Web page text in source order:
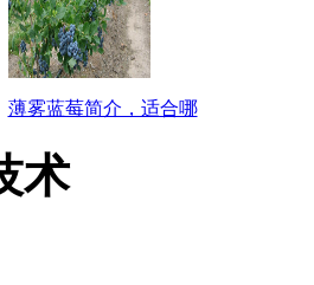
薄雾蓝莓简介，适合哪
术